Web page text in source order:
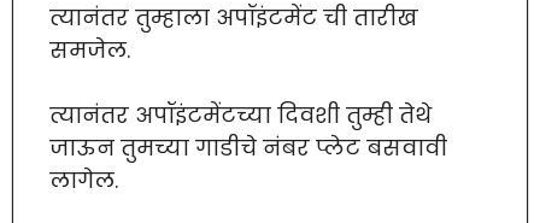
त्यानंतर तुम्हाला अपॉइंटमेंट ची तारीख
समजेल.
त्यानंतर अपॉइंटमेंटच्या दिवशी तुम्ही तेथे
जाऊन तुमच्या गाडीचे नंबर प्लेट बसवावी
लागेल.